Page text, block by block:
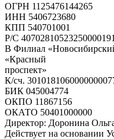
ОГРН 1125476144265
ИНН 5406723680
КПП 540701001
Р/С 40702810523250000191
В Филиал
«Красный
проспект»
К/сч.
БИК 045004774
ОКПО 11867156
ОКАТО 50401000000
Директор: Доронина
Действует на основании